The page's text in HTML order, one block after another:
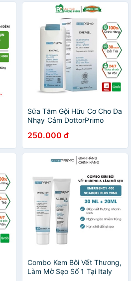
Sữa Tắm Gội Hữu Cơ Cho Da
Nhạy Cảm DottorPrimo
Giảm Các Triệu Chứng Kích
Ứng Da (Chai 200ml)
250.000 đ
Combo Kem Bôi Vết Thương,
Làm Mờ Sẹo Số 1 Tại Italy